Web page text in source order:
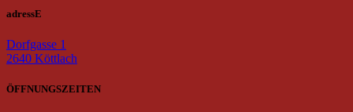
adressE
Dorfgasse 1
2640 Köttlach
ÖFFNUNGSZEITEN